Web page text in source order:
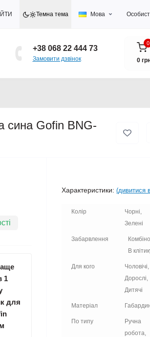
Темна тема Мова
+38 068 22 444 73
Замовити дзвінок
0
0
сина Gofin BNG-
1
для
Характеристики: (дивитися
Колір
Чорні,
Зелені
Забарвлення
В
Для кого
Чоловічі,
Дорослі,
Дитячі
Матеріал
По типу
Ручна
робота,